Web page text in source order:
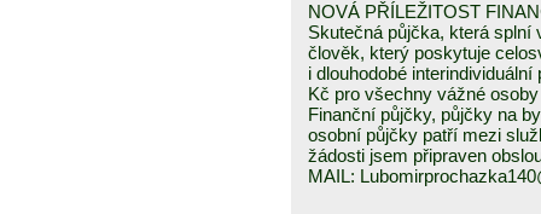
NOVÁ PŘÍLEŽITOST
Skutečná půjčka, která
člověk, který poskytuje
i dlouhodobé
Kč pro všechny vážné
Finanční půjčky, půjčky na
osobní půjčky patří mezi
žádosti jsem připraven
MAIL: